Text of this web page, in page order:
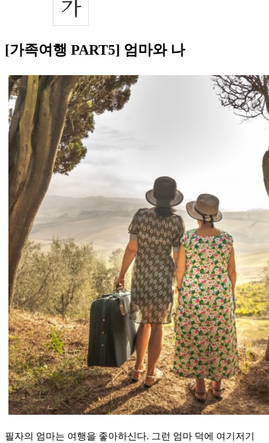
[가족여행 PART5] 엄마와 나
필자의 엄마는 여행을 좋아하신다. 그런 엄마 덕에 여기저기